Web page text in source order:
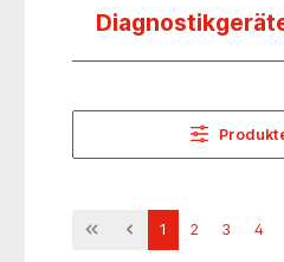
1 2 3 4